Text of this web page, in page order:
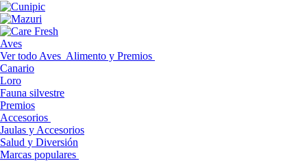
Aves
Ver todo Aves Alimento y Premios
Canario
Loro
Fauna silvestre
Premios
Accesorios
Jaulas y Accesorios
Salud y Diversión
Marcas populares